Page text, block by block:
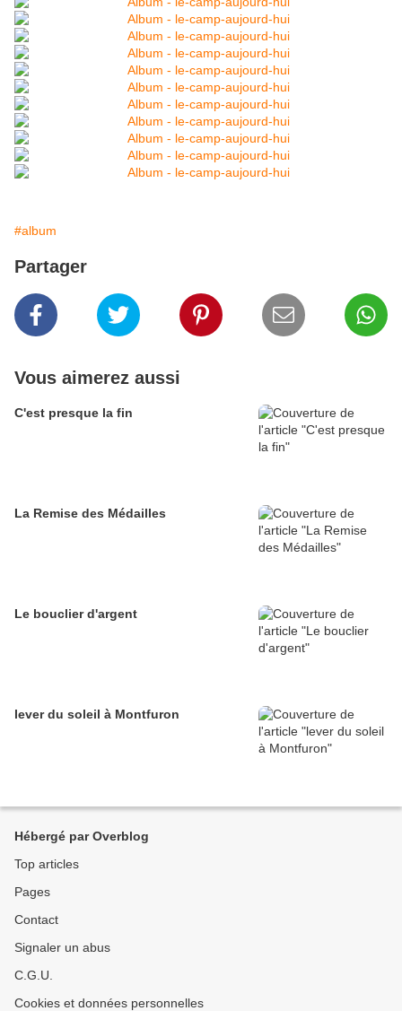
#album
Partager
Vous aimerez aussi
C'est presque la fin
La Remise des Médailles
Le bouclier d'argent
lever du soleil à Montfuron
Hébergé par Overblog
Top articles
Pages
Contact
Signaler un abus
C.G.U.
Cookies et données personnelles